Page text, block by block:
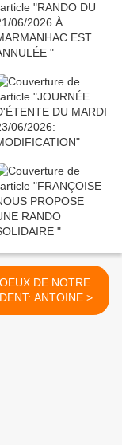
DE NOTRE
PRÉSIDENT: ANTOINE >